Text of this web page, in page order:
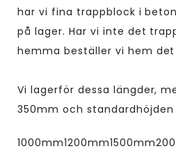
har vi fina trappblock i
på lager. Har vi inte det
hemma beställer vi hem
Vi lagerför dessa längder,
350mm och standardhöjden
1000mm1200mm1500mm